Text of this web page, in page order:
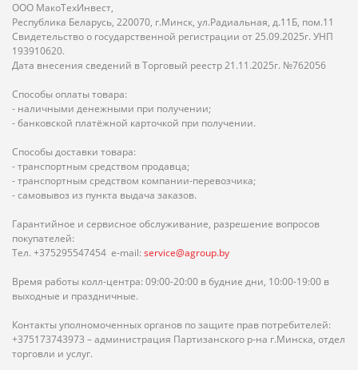
ООО МакоТехИнвест,
Республика Беларусь, 220070, г.Минск, ул.Радиальная, д.11Б, пом.11
Свидетельство о государственной регистрации от 25.09.2025г. УНП
193910620.
Дата внесения сведений в Торговый реестр 21.11.2025г. №762056
Способы оплаты товара:
- наличными денежными при получении;
- банковской платёжной карточкой при получении.
Способы доставки товара:
- транспортным средством продавца;
- транспортным средством компании-перевозчика;
- самовывоз из пункта выдача заказов.
Гарантийное и сервисное обслуживание, разрешение вопросов
покупателей:
Тел. +375295547454 e-mail: service@agroup.by
Время работы колл-центра: 09:00-20:00 в будние дни, 10:00-19:00 в
выходные и праздничные.
Контакты уполномоченных органов по защите прав потребителей:
+375173743973 – администрация Партизанского р-на г.Минска, отдел
торговли и услуг.